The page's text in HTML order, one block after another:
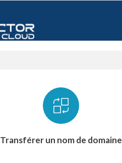
Transférer un nom de domaine